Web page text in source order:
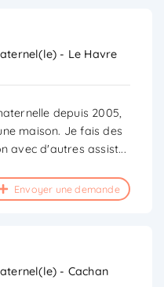
- Le Havre
depuis 2005,
maison. Je fais des
avec d'autres assist...
Envoyer une demande
- Cachan